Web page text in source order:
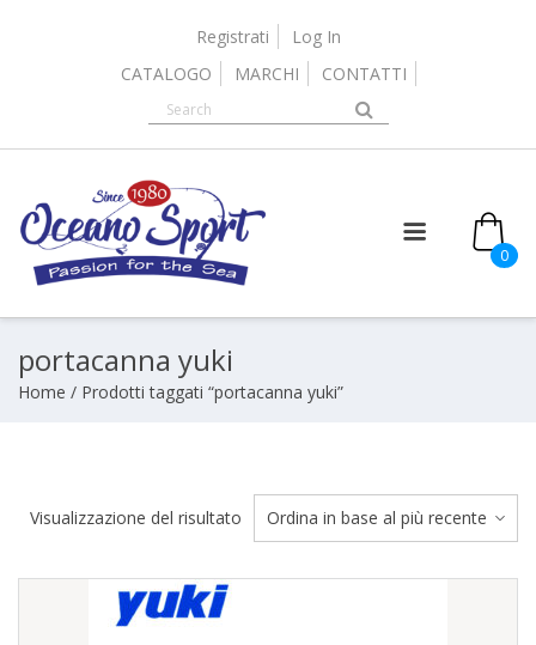
Registrati
Log In
CATALOGO
MARCHI CONTATTI
0
portacanna yuki
Home / Prodotti taggati “portacanna yuki”
Visualizzazione del risultato